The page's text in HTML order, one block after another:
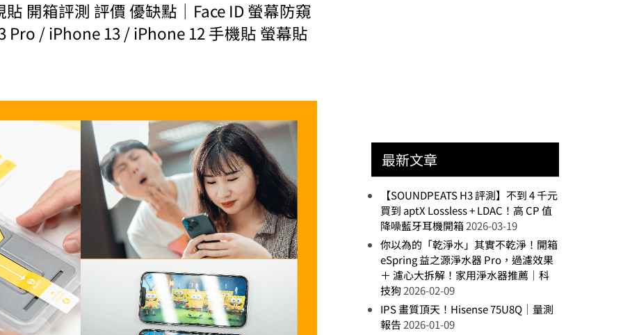
開箱評測 評價 優缺點｜Face ID 螢幕防窺
Pro / iPhone 13 / iPhone 12 手機貼 螢幕貼
最新文章
【SOUNDPEATS H3 評測】不到 4 千元
買到 aptX Lossless + LDAC！高 CP 值
降噪藍牙耳機開箱2026-03-19
你以為的「乾淨水」其實不乾淨！開箱
eSpring 益之源淨水器 Pro，過濾效果
＋ 濾心大拆解！家用淨水器推薦｜科
技狗2026-02-09
IPS 畫質頂天！Hisense 75U8Q｜量測
報告2026-01-09